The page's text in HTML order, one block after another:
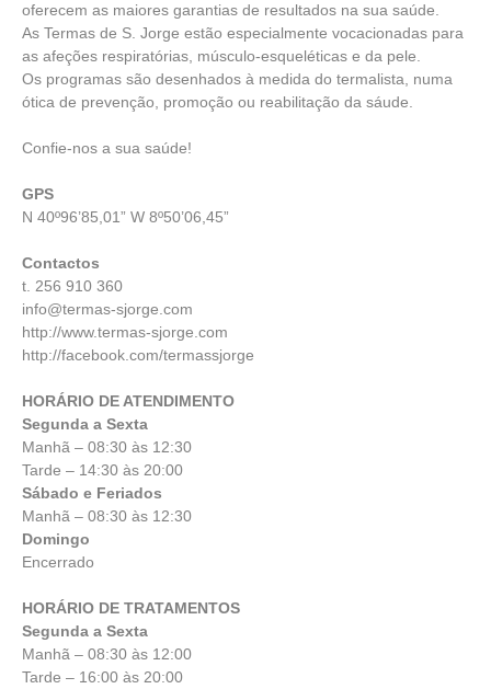
oferecem as maiores garantias de resultados na sua saúde.
As Termas de S. Jorge estão especialmente vocacionadas para
as afeções respiratórias, músculo-esqueléticas e da pele.
Os programas são desenhados à medida do termalista, numa
ótica de prevenção, promoção ou reabilitação da sáude.
Confie-nos a sua saúde!
GPS
N 40º96’85,01” W 8º50’06,45”
Contactos
t. 256 910 360
info@termas-sjorge.com
http://www.termas-sjorge.com
http://facebook.com/termassjorge
HORÁRIO DE ATENDIMENTO
Segunda a Sexta
Manhã – 08:30 às 12:30
Tarde – 14:30 às 20:00
Sábado e Feriados
Manhã – 08:30 às 12:30
Domingo
Encerrado
HORÁRIO DE TRATAMENTOS
Segunda a Sexta
Manhã – 08:30 às 12:00
Tarde – 16:00 às 20:00